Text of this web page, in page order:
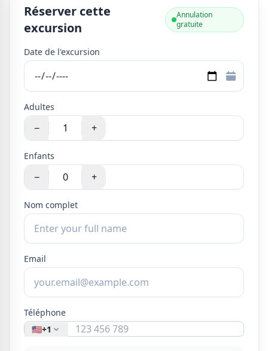
Réserver cette
excursion
Annulation
gratuite
Date de l'excursion
Adultes
− +
Enfants
− +
Nom complet
Email
Téléphone
🇺🇸+1